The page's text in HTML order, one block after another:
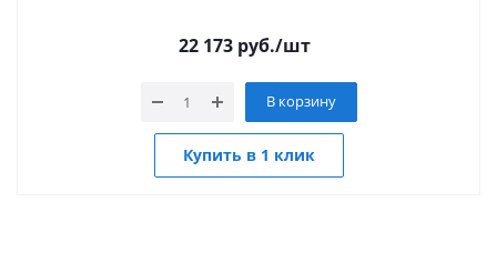
22 173 руб./шт
В корзину
Купить в 1 клик